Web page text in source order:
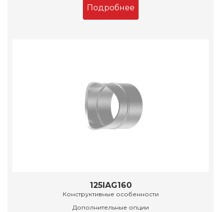
Подробнее
125IAG160
Конструктивные особенности
Дополнительные опции